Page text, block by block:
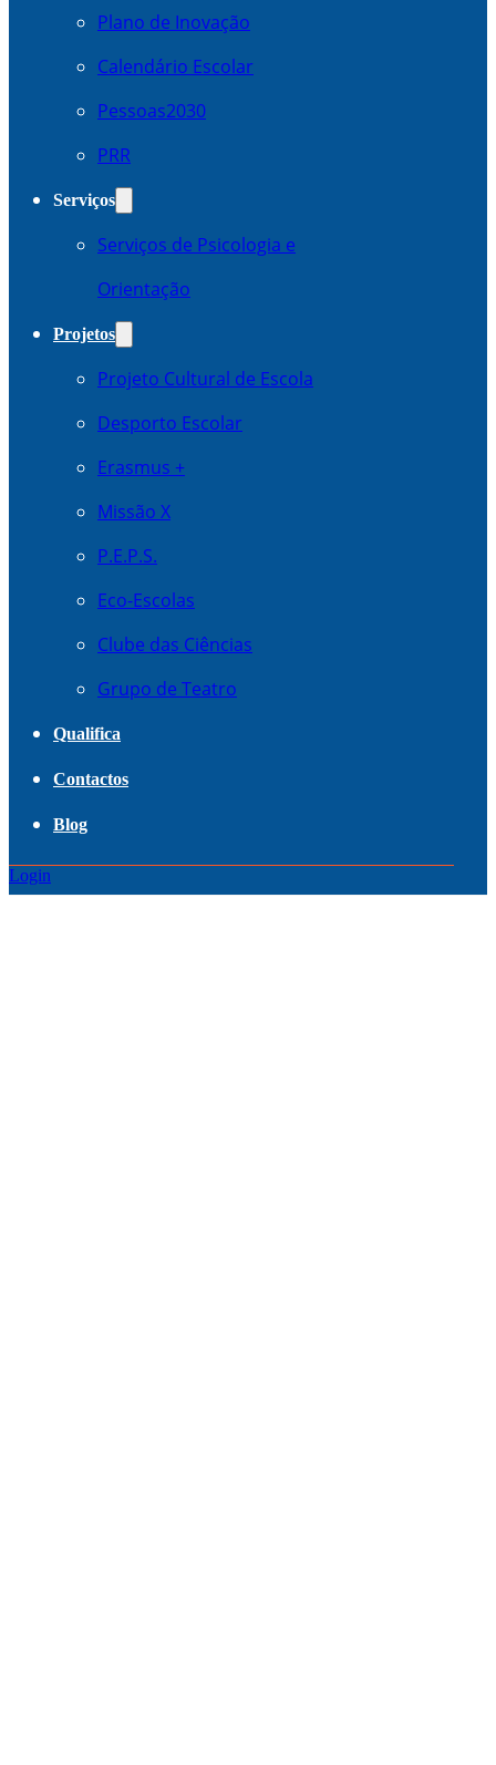
Plano de Inovação
Calendário Escolar
Pessoas2030
PRR
Serviços
Serviços de Psicologia e
Orientação
Projetos
Projeto Cultural de Escola
Desporto Escolar
Erasmus +
Missão X
P.E.P.S.
Eco-Escolas
Clube das Ciências
Grupo de Teatro
Qualifica
Contactos
Blog
Login